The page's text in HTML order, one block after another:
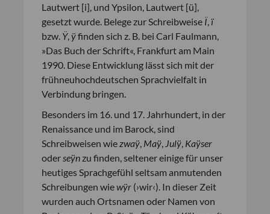
Lautwert [i], und Ypsilon, Lautwert [ü],
gesetzt wurde. Belege zur Schreibweise Ï, ï
bzw. Ÿ, ÿfinden sich z. B. bei Carl Faulmann,
»Das Buch der Schrift«, Frankfurt am Main
1990. Diese Entwicklung lässt sich mit der
frühneuhochdeutschen Sprachvielfalt in
Verbindung bringen.
Besonders im 16. und 17. Jahrhundert, in der
Renaissance und im Barock, sind
Schreibweisen wie zwaÿ Maÿ Julÿ Kaÿser
oder seÿnzu finden, seltener einige für unser
heutiges Sprachgefühl seltsam anmutenden
Schreibungen wiewÿr (›wir‹). In dieser Zeit
wurden auch Ortsnamen oder Namen von